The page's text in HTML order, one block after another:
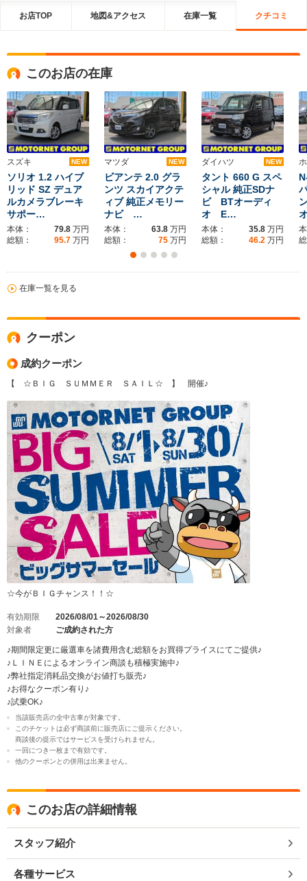
絡して頂けなくては 困ります。こちらにも予定があるのです。 以上。購入
お店TOP 地図&アクセス 在庫一覧 クチコミ
このお店の在庫
スズキ NEW
ソリオ 1.2 ハイブ
リッド SZ デュア
ルカメラブレーキ
サポー…
本体： 79.8 万円
総額：
95.7 万円
マツダ NEW
ビアンテ 2.0 グラ
ンツ スカイアクテ
ィブ 純正メモリー
ナビ …
本体： 63.8 万円
総額：
75 万円
ダイハツ NEW
タント 660 G スペ
シャル 純正SDナ
ビ BTオーディ
オ E…
本体： 35.8 万円
総額：
46.2 万円
在庫一覧を見る
クーポン
成約クーポン
【 ☆ＢＩＧ ＳＵＭＭＥＲ ＳＡＩＬ☆ 】 開催♪
☆今がＢＩＧチャンス！！☆
有効期限
2026/08/01～2026/08/30
対象者
ご成約された方
♪期間限定更に厳選車を諸費用含む総額をお買得プライスにてご提供♪
♪ＬＩＮＥによるオンライン商談も積極実施中♪
♪弊社指定消耗品交換がお値打ち販売♪
♪お得なクーポン有り♪
♪試乗OK♪
当該販売店の全中古車が対象です。
このチケットは必ず商談前に販売店にご提示ください。
商談後の提示ではサービスを受けられません。
一回につき一枚まで有効です。
他のクーポンとの併用は出来ません。
このお店の詳細情報
スタッフ紹介
各種サービス